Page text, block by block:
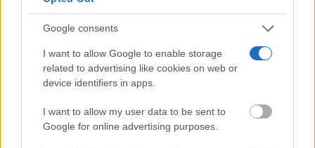
Google consents
I want to allow Google to enable storage
related to advertising like cookies on web or
device identifiers in apps.
I want to allow my user data to be sent to
Google for online advertising purposes.
La ciencia explica por qué el bostezo es contagioso